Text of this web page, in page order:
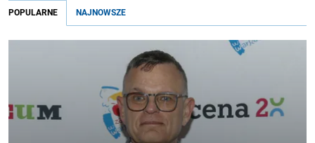
POPULARNE NAJNOWSZE